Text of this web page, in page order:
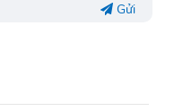
Gửi